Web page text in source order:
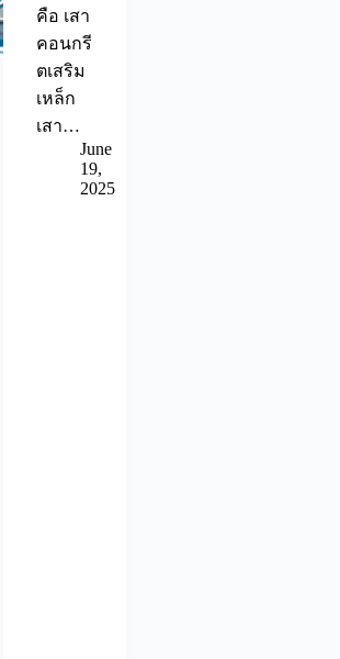
คือ เสา
คอนกรี
ตเสริม
เหล็ก
เสา…
June
19,
2025